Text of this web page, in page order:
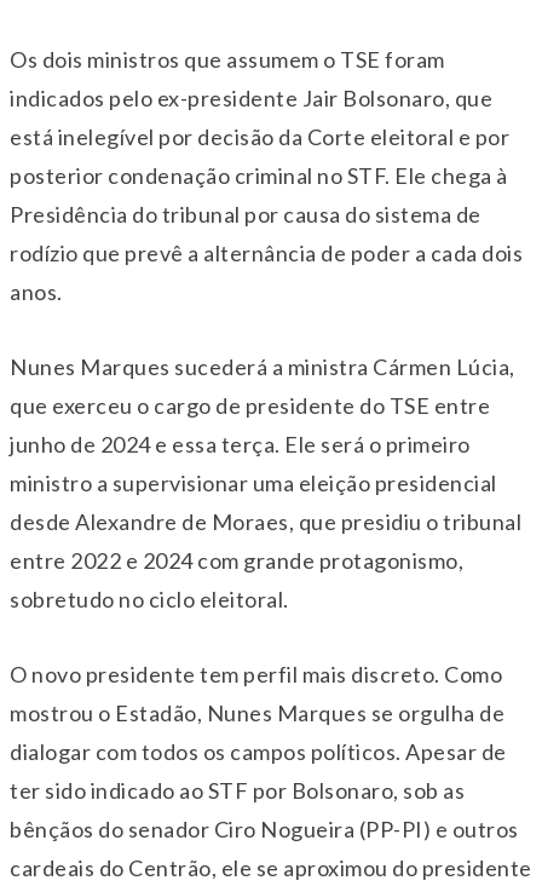
Os dois ministros que assumem o TSE foram
indicados pelo ex-presidente Jair Bolsonaro, que
está inelegível por decisão da Corte eleitoral e por
posterior condenação criminal no STF. Ele chega à
Presidência do tribunal por causa do sistema de
rodízio que prevê a alternância de poder a cada dois
anos.
Nunes Marques sucederá a ministra Cármen Lúcia,
que exerceu o cargo de presidente do TSE entre
junho de 2024 e essa terça. Ele será o primeiro
ministro a supervisionar uma eleição presidencial
desde Alexandre de Moraes, que presidiu o tribunal
entre 2022 e 2024 com grande protagonismo,
sobretudo no ciclo eleitoral.
O novo presidente tem perfil mais discreto. Como
mostrou o Estadão, Nunes Marques se orgulha de
dialogar com todos os campos políticos. Apesar de
ter sido indicado ao STF por Bolsonaro, sob as
bênçãos do senador Ciro Nogueira (PP-PI) e outros
cardeais do Centrão, ele se aproximou do presidente